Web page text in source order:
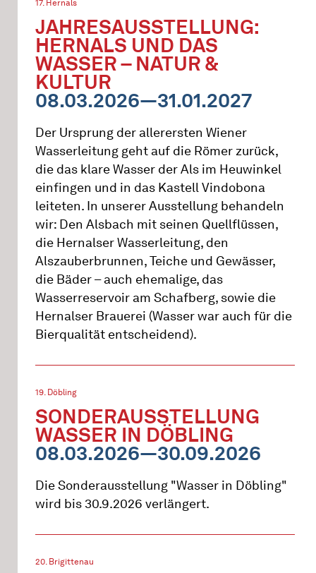
17. Hernals
JAHRESAUSSTELLUNG:
HERNALS UND DAS
WASSER – NATUR &
KULTUR
08.03.2026—31.01.2027
Der Ursprung der allerersten Wiener
Wasserleitung geht auf die Römer zurück,
die das klare Wasser der Als im Heuwinkel
einfingen und in das Kastell Vindobona
leiteten. In unserer Ausstellung behandeln
wir: Den Alsbach mit seinen Quellflüssen,
die Hernalser Wasserleitung, den
Alszauberbrunnen, Teiche und Gewässer,
die Bäder – auch ehemalige, das
Wasserreservoir am Schafberg, sowie die
Hernalser Brauerei (Wasser war auch für die
Bierqualität entscheidend).
19. Döbling
SONDERAUSSTELLUNG
WASSER IN DÖBLING
08.03.2026—30.09.2026
Die Sonderausstellung "Wasser in Döbling"
wird bis 30.9.2026 verlängert.
20. Brigittenau